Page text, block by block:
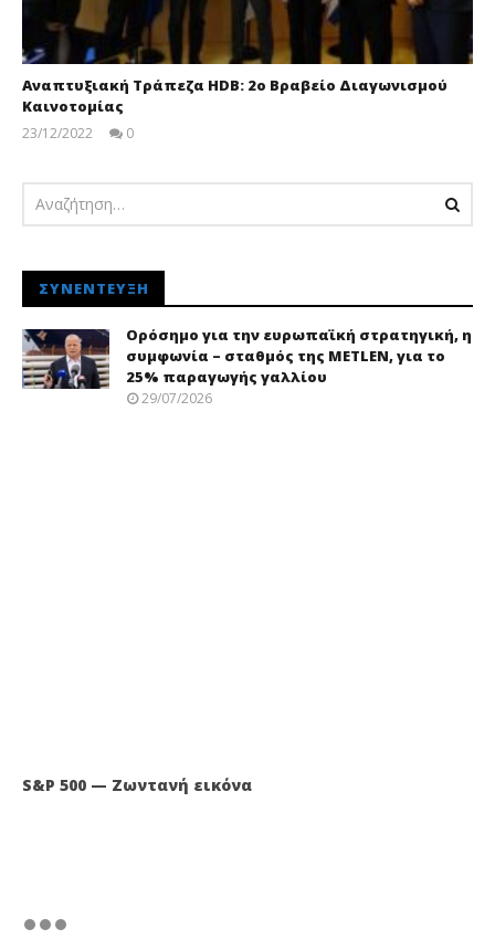
Αναπτυξιακή Τράπεζα HDB: 2ο Βραβείο Διαγωνισμού
Καινοτομίας
23/12/2022
0
ΣΥΝΈΝΤΕΥΞΗ
Ορόσημο για την ευρωπαϊκή στρατηγική, η
συμφωνία – σταθμός της METLEN, για το
25% παραγωγής γαλλίου
29/07/2026
S&P 500 — Ζωντανή εικόνα